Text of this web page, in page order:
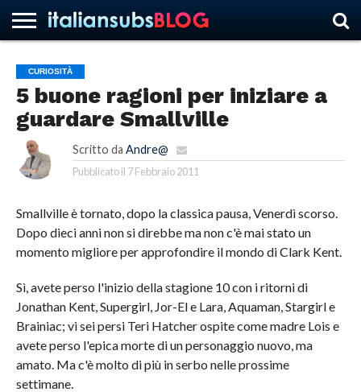
HOME
NEWS
ASCOLTI
RECENSIONI
INTERVISTE
CURIOSITÀ
CHI
SIAMO
CONTATTACI
FORUM
ITALIANSUBS
CURIOSITÀ
5 buone ragioni per iniziare a
guardare Smallville
Scritto da Andre@
Pubblicato il 7 Febbraio 2011
Smallville è tornato, dopo la classica pausa, Venerdì scorso.
Dopo dieci anni non si direbbe ma non c'è mai stato un
momento migliore per approfondire il mondo di Clark Kent.
Sì, avete perso l'inizio della stagione 10 con i ritorni di
Jonathan Kent, Supergirl, Jor-El e Lara, Aquaman, Stargirl e
Brainiac; vi sei persi Teri Hatcher ospite come madre Lois e
avete perso l'epica morte di un personaggio nuovo, ma
amato. Ma c'è molto di più in serbo nelle prossime
settimane.